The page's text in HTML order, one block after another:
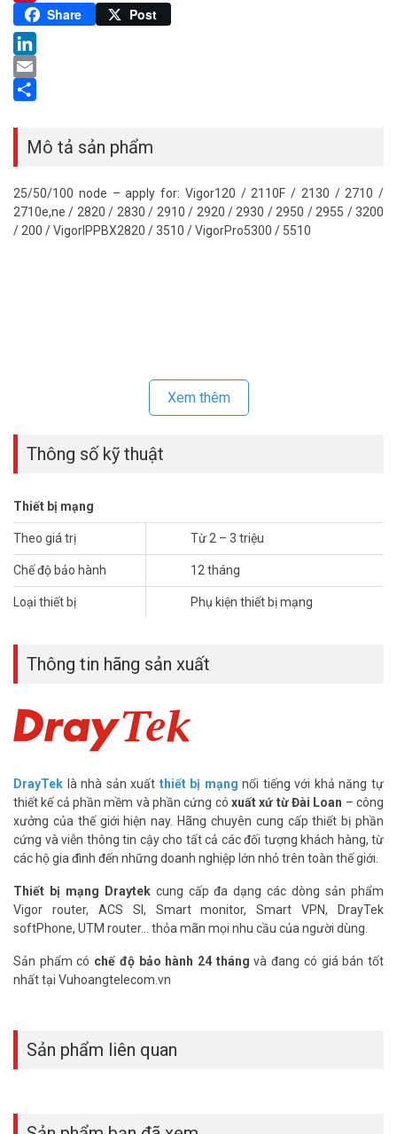
Pinterest
Share Post
LinkedIn
Email
Mô tả sản phẩm
25/50/100 node – apply for: Vigor120 / 2110F / 2130 / 2710 /
2710e,ne / 2820 / 2830 / 2910 / 2920 / 2930 / 2950 / 2955 / 3200
/ 200 / VigorIPPBX2820 / 3510 / VigorPro5300 / 5510
Xem thêm
Thông số kỹ thuật
Thiết bị mạng
Theo giá trị Từ 2 – 3 triệu
Chế độ bảo hành 12 tháng
Loại thiết bị Phụ kiện thiết bị mạng
Thông tin hãng sản xuất
DrayTek là nhà sản xuất thiết bị mạng nổi tiếng với khả năng tự
thiết kế cả phần mềm và phần cứng có xuất xứ từ Đài Loan – công
xưởng của thế giới hiện nay. Hãng chuyên cung cấp thiết bị phần
cứng và viễn thông tin cậy cho tất cả các đối tượng khách hàng, từ
các hộ gia đình đến những doanh nghiệp lớn nhỏ trên toàn thế giới.
Thiết bị mạng Draytekcung cấp đa dạng các dòng sản phẩm
Vigor router, ACS SI, Smart monitor, Smart VPN, DrayTek
softPhone, UTM router... thỏa mãn mọi nhu cầu của người dùng.
Sản phẩm có chế độ bảo hành 24 tháng và đang có giá bán tốt
nhất tại Vuhoangtelecom.vn
Sản phẩm liên quan